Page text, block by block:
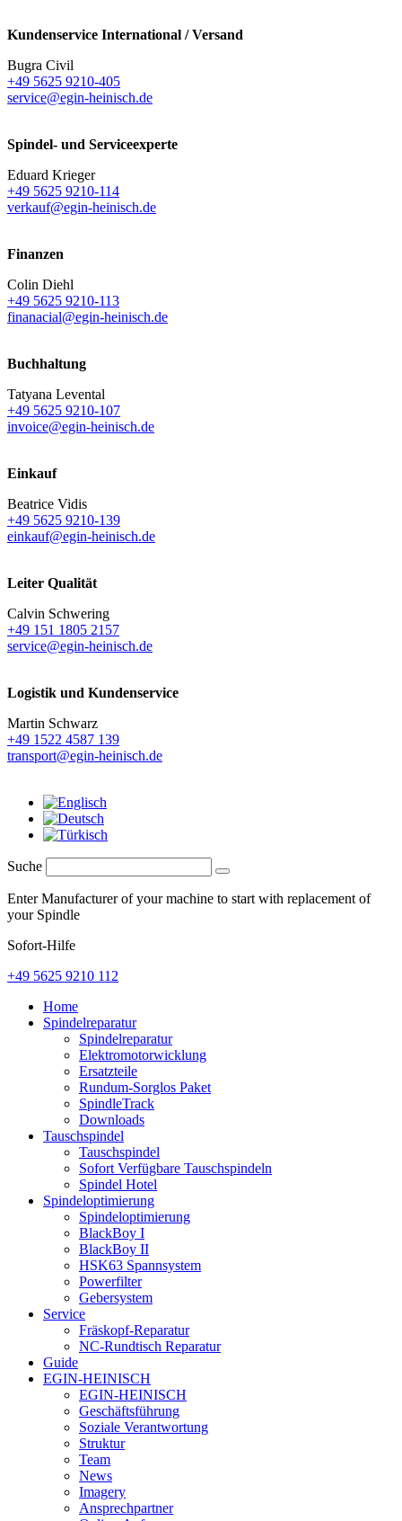
Kundenservice International / Versand
Bugra Civil
+49 5625 9210-405
service@egin-heinisch.de
Spindel- und Serviceexperte
Eduard Krieger
+49 5625 9210-114
verkauf@egin-heinisch.de
Finanzen
Colin Diehl
+49 5625 9210-113
finanacial@egin-heinisch.de
Buchhaltung
Tatyana Levental
+49 5625 9210-107
invoice@egin-heinisch.de
Einkauf
Beatrice Vidis
+49 5625 9210-139
einkauf@egin-heinisch.de
Leiter Qualität
Calvin Schwering
+49 151 1805 2157
service@egin-heinisch.de
Logistik und Kundenservice
Martin Schwarz
+49 1522 4587 139
transport@egin-heinisch.de
Suche
Enter Manufacturer of your machine to start with replacement of
your Spindle
Sofort-Hilfe
+49 5625 9210 112
Home
Spindelreparatur
Spindelreparatur
Elektromotorwicklung
Ersatzteile
Rundum-Sorglos Paket
SpindleTrack
Downloads
Tauschspindel
Tauschspindel
Sofort Verfügbare Tauschspindeln
Spindel Hotel
Spindeloptimierung
Spindeloptimierung
BlackBoy I
BlackBoy II
HSK63 Spannsystem
Powerfilter
Gebersystem
Service
Fräskopf-Reparatur
NC-Rundtisch Reparatur
Guide
EGIN-HEINISCH
EGIN-HEINISCH
Geschäftsführung
Soziale Verantwortung
Struktur
Team
News
Imagery
Ansprechpartner